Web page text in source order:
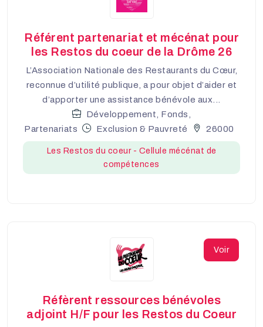
Référent partenariat et mécénat pour
les Restos du coeur de la Drôme 26
L’Association Nationale des Restaurants du Cœur,
reconnue d’utilité publique, a pour objet d’aider et
d’apporter une assistance bénévole aux...
Développement, Fonds,
Partenariats
Exclusion & Pauvreté 26000
Les Restos du coeur - Cellule mécénat de
compétences
Voir
Réfèrent ressources bénévoles
adjoint H/F pour les Restos du Coeur